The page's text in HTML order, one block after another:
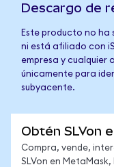
Descargo de
Este producto no
ni está afiliado con
empresa y cualquier
únicamente para
subyacente.
Obtén SLVon
Compra, vende,
SLVon en